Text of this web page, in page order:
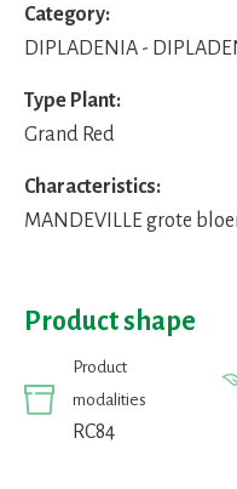
Category:
DIPLADENIA -
Type Plant:
Grand Red
Characteristics:
MANDEVILLE grote
Product shape
Product
modalities
RC84